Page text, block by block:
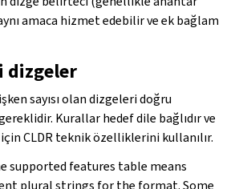
amaca hizmet edebilir ve ek bağlam
dizgeler
sayısı olan dizgeleri doğru
Kurallar hedef dile bağlıdır ve
CLDR teknik özelliklerini kullanılır.
supported features table means